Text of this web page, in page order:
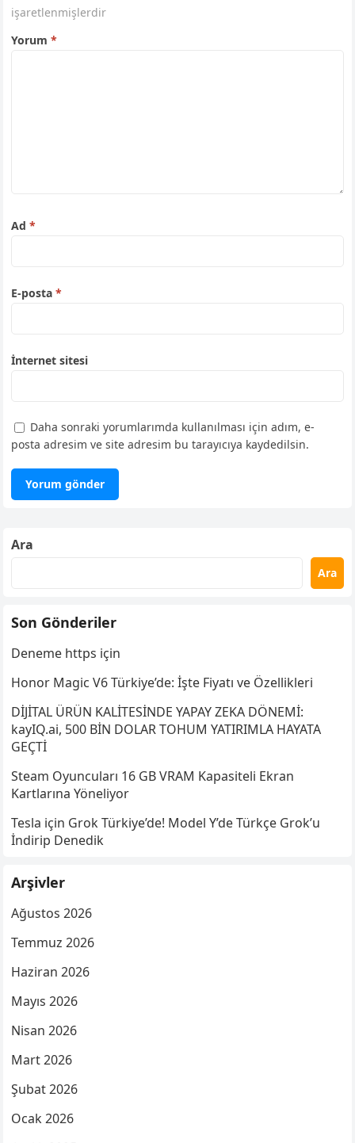
işaretlenmişlerdir
Yorum*
Ad*
E-posta*
İnternet sitesi
Daha sonraki yorumlarımda kullanılması için adım, e-
posta adresim ve site adresim bu tarayıcıya kaydedilsin.
Ara
Ara
Son Gönderiler
Deneme https için
Honor Magic V6 Türkiye’de: İşte Fiyatı ve Özellikleri
DİJİTAL ÜRÜN KALİTESİNDE YAPAY ZEKA DÖNEMİ:
kayIQ.ai, 500 BİN DOLAR TOHUM YATIRIMLA HAYATA
GEÇTİ
Steam Oyuncuları 16 GB VRAM Kapasiteli Ekran
Kartlarına Yöneliyor
Tesla için Grok Türkiye’de! Model Y’de Türkçe Grok’u
İndirip Denedik
Arşivler
Ağustos 2026
Temmuz 2026
Haziran 2026
Mayıs 2026
Nisan 2026
Mart 2026
Şubat 2026
Ocak 2026